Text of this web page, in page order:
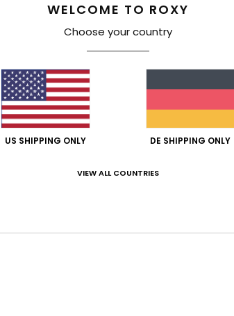
WELCOME TO ROXY
Choose your country
US SHIPPING ONLY DE SHIPPING ONLY
VIEW ALL COUNTRIES